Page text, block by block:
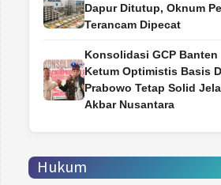
Dapur Ditutup, Oknum
Terancam Dipecat
Konsolidasi GCP Banten
Ketum Optimistis Basis
Prabowo Tetap Solid
Akbar Nusantara
Hukum